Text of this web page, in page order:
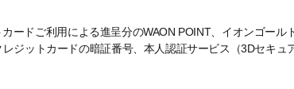
ードご利用による進呈分のWAON POINT、イオンゴール
ジットカードの暗証番号、本人認証サービス（3Dセキュ